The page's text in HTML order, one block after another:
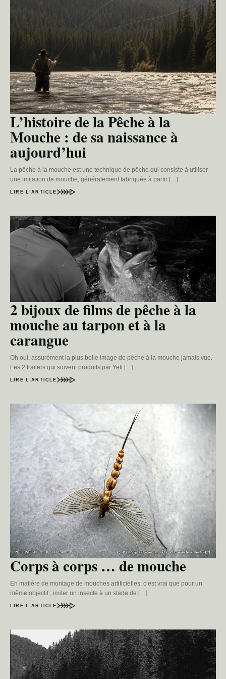
L’histoire de la Pêche à la
Mouche : de sa naissance à
aujourd’hui
La pêche à la mouche est une technique de pêche qui consiste à utiliser
une imitation de mouche, généralement fabriquée à partir […]
LIRE L’ARTICLE
2 bijoux de films de pêche à la
mouche au tarpon et à la
carangue
Oh oui, assurément la plus belle image de pêche à la mouche jamais vue.
Les 2 trailers qui suivent produits par Yeti […]
LIRE L’ARTICLE
Corps à corps … de mouche
En matière de montage de mouches artificielles, c’est vrai que pour un
même objectif ; imiter un insecte à un stade de […]
LIRE L’ARTICLE